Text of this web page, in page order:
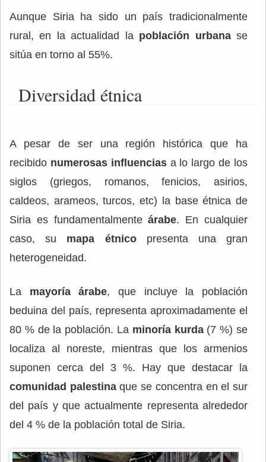
Aunque Siria ha sido un país tradicionalmente
rural, en la actualidad la población urbanase
sitúa en torno al 55%.
Diversidad étnica
A pesar de ser una región histórica que ha
recibido numerosas influenciasa lo largo de los
siglos (griegos, romanos, fenicios, asirios,
caldeos, arameos, turcos, etc) la base étnica de
Siria es fundamentalmenteárabe. En cualquier
caso, su mapa étnicopresenta una gran
heterogeneidad.
La mayoría árabe, que incluye la población
beduina del país, representa aproximadamente el
80 % de la población. La minoría kurda(7 %) se
localiza al noreste, mientras que los armenios
suponen cerca del 3 %. Hay que destacar la
comunidad palestinaque se concentra en el sur
del país y que actualmente representa alrededor
del 4 % de la población total de Siria.